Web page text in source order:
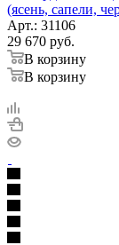
(ясень, сапели,
Арт.: 31106
29 670 руб.
В корзину
В корзину